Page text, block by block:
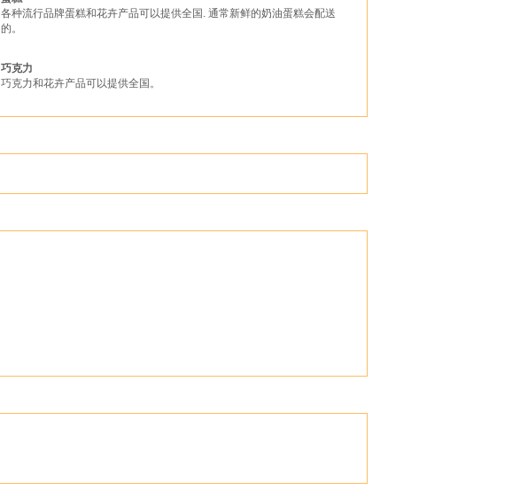
各种流行品牌蛋糕和花卉产品可以提供全国. 通常新鲜的奶油蛋糕会配送
的。
巧克力
巧克力和花卉产品可以提供全国。